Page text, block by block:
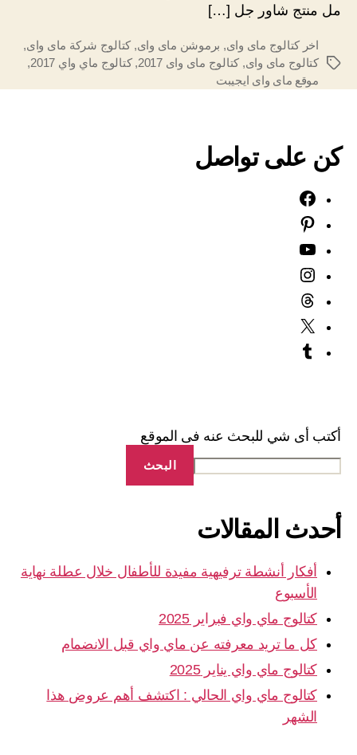
مل منتج شاور جل […]
الوسوم
اخر كتالوج ماى واى, برموشن ماى واى, كتالوج شركة ماى واى,
كتالوج ماى واى, كتالوج ماى واى 2017 ,كتالوج ماي واي 2017
,
موقع ماى واى ايجيبت
كن على تواصل
Facebook
Pinterest
YouTube
Instagram
Threads
X
أكتب أى شي للبحث عنه فى الموقع
البحث
أحدث المقالات
أفكار أنشطة ترفيهية مفيدة للأطفال خلال عطلة نهاية
الأسبوع
كتالوج ماي واي فبراير 2025
كل ما تريد معرفته عن ماي واي قبل الانضمام
كتالوج ماي واي يناير 2025
كتالوج ماي واي الحالي : اكتشف أهم عروض هذا
الشهر